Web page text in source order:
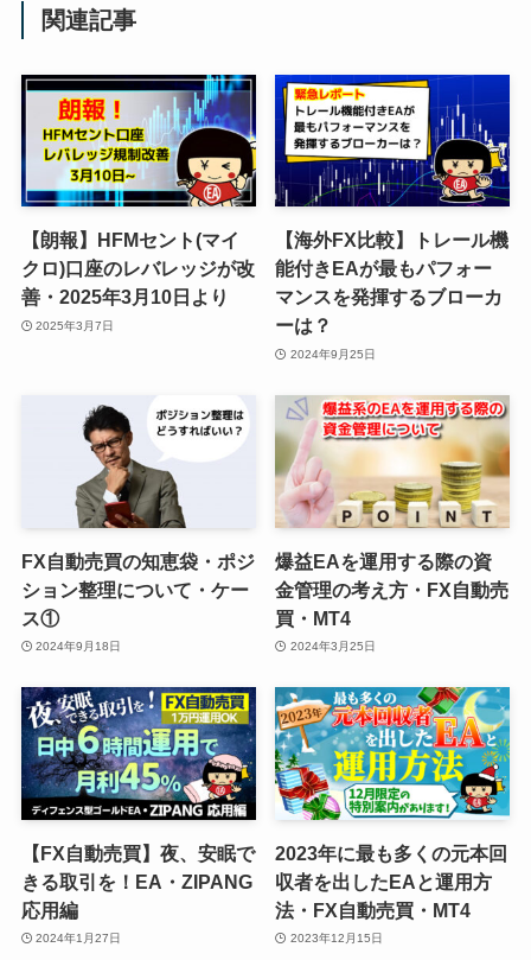
関連記事
【朗報】HFMセント(マイ
クロ)口座のレバレッジが改
善・2025年3月10日より
2025年3月7日
【海外FX比較】トレール機
能付きEAが最もパフォー
マンスを発揮するブローカ
ーは？
2024年9月25日
FX自動売買の知恵袋・ポジ
ション整理について・ケー
ス①
2024年9月18日
爆益EAを運用する際の資
金管理の考え方・FX自動売
買・MT4
2024年3月25日
【FX自動売買】夜、安眠で
きる取引を！EA・ZIPANG
応用編
2024年1月27日
2023年に最も多くの元本回
収者を出したEAと運用方
法・FX自動売買・MT4
2023年12月15日